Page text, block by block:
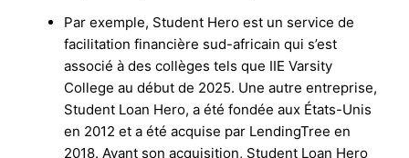
Par exemple, Student Hero est un service de
facilitation financière sud-africain qui s’est
associé à des collèges tels que IIE Varsity
College au début de 2025. Une autre entreprise,
Student Loan Hero, a été fondée aux États-Unis
en 2012 et a été acquise par LendingTree en
2018. Avant son acquisition, Student Loan Hero